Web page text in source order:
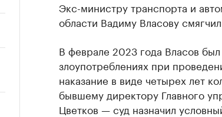
Экс-министру транспорта и
области Вадиму Власову
В феврале 2023 года Власов
злоупотреблениях при
наказание в виде четырех лет
бывшему директору Главного
Цветков — суд назначил